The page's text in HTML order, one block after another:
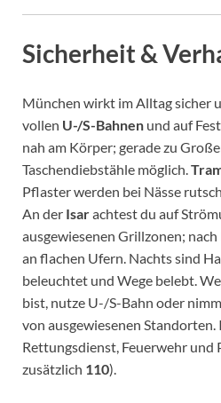
Sicherheit &
München wirkt im Alltag sicher
vollen U-/S-Bahnen und auf
nah am Körper; gerade zu
Taschendiebstähle möglich.
Pflaster werden bei Nässe
An der Isarachtest du auf
ausgewiesenen Grillzonen;
an flachen Ufern. Nachts sind
beleuchtet und Wege belebt.
bist, nutze U-/S-Bahn oder
von ausgewiesenen
Rettungsdienst, Feuerwehr und
zusätzlich 110).